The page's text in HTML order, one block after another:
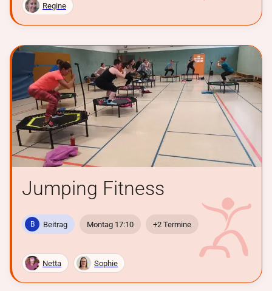
Regine
Jumping Fitness
B Beitrag Montag 17:10 +2 Termine
Netta Sophie